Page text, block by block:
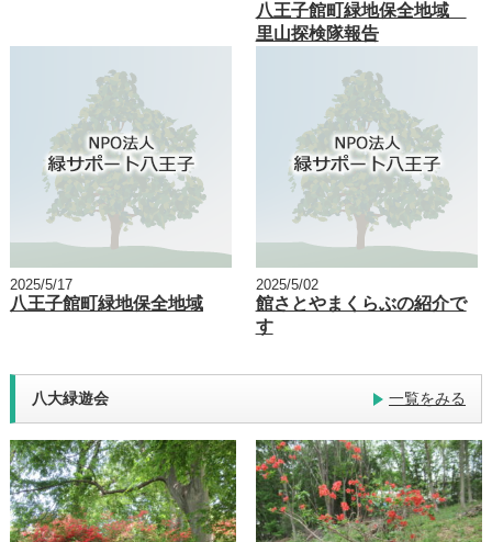
八王子館町緑地保全地域
里山探検隊報告
2025/5/17
八王子館町緑地保全地域
2025/5/02
館さとやまくらぶの紹介で
す
八大緑遊会 一覧をみる